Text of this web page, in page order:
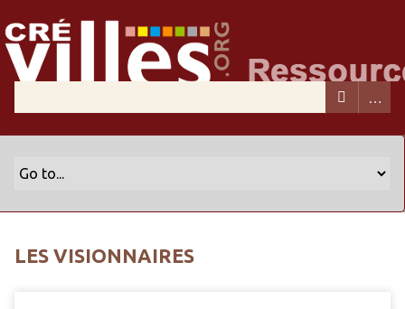
LES VISIONNAIRES